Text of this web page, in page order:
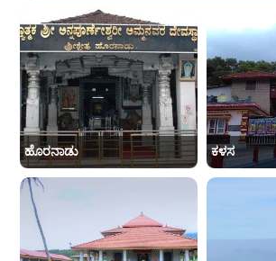
ಹೊರನಾಡು ಕಳಸ